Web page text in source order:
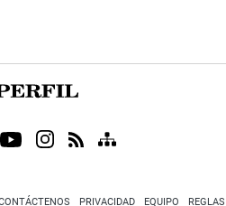
PRIVACIDAD EQUIPO